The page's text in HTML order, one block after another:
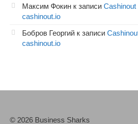
Максим Фокин к записи
cashinout.io
Бобров Георгий к записи
cashinout.io
© 2026 Business Sharks